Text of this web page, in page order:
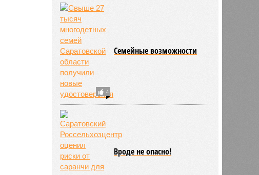
4
Семейные возможности
Вроде не опасно!